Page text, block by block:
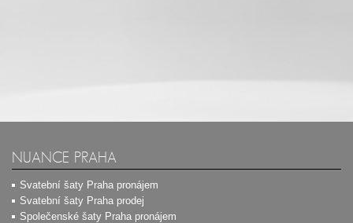
NUANCE PRAHA
Svatební šaty Praha pronájem
Svatební šaty Praha prodej
Společenské šaty Praha pronájem